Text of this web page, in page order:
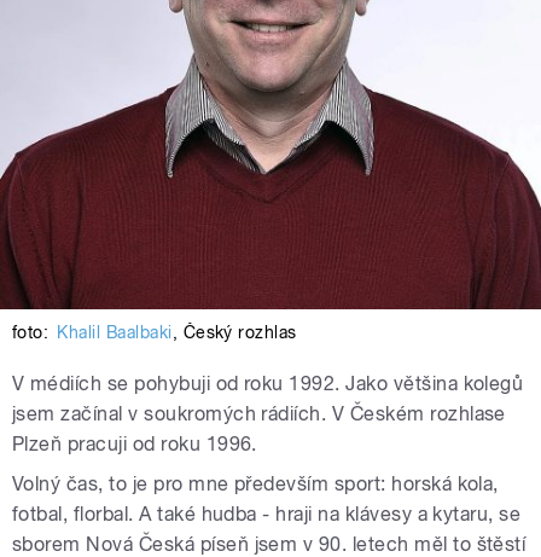
foto: Khalil Baalbaki, Český rozhlas
V médiích se pohybuji od roku 1992. Jako většina kolegů
jsem začínal v soukromých rádiích. V Českém rozhlase
Plzeň pracuji od roku 1996.
Volný čas, to je pro mne především sport: horská kola,
fotbal, florbal. A také hudba - hraji na klávesy a kytaru, se
sborem Nová Česká píseň jsem v 90. letech měl to štěstí